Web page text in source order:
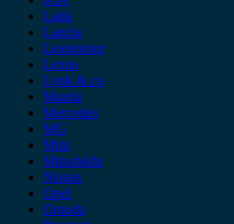
Lada
Lancia
Leapmotor
Lexus
Lynk & co
Mazda
Mercedes
MG
Mini
Mitsubishi
Nissan
Opel
Omoda